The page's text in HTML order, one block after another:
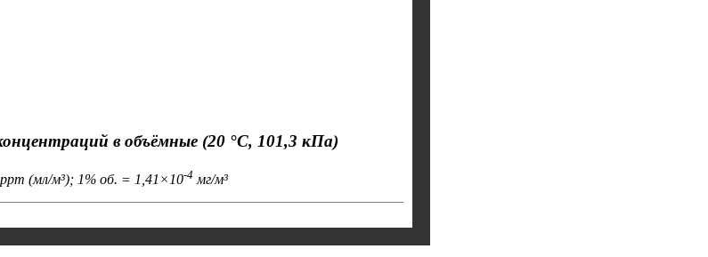
в объёмные (20 °C, 101,3 кПа)
(мл/м³); 1% об. = 1,41×10-4 мг/м³